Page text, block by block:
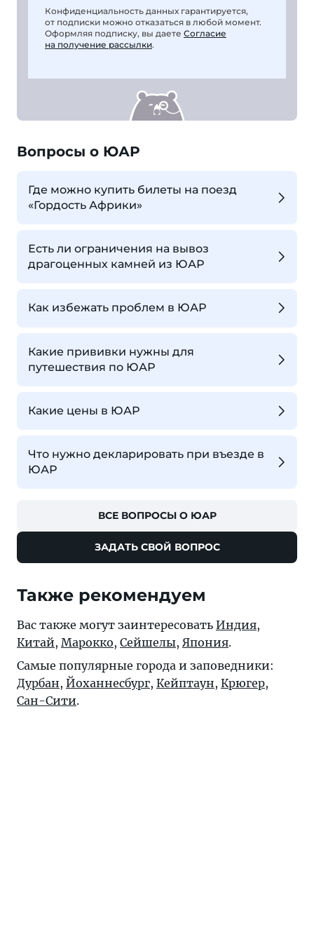
Конфиденциальность данных гарантируется,
от подписки можно отказаться в любой момент.
Оформляя подписку, вы даете Согласие
на получение рассылки.
Вопросы о ЮАР
Где можно купить билеты на поезд
«Гордость Африки»
Есть ли ограничения на вывоз
драгоценных камней из ЮАР
Как избежать проблем в ЮАР
Какие прививки нужны для
путешествия по ЮАР
Какие цены в ЮАР
Что нужно декларировать при въезде в
ЮАР
ВСЕ ВОПРОСЫ О ЮАР
ЗАДАТЬ СВОЙ ВОПРОС
Также рекомендуем
Вас также могут заинтересовать Индия,
Китай, Марокко, Сейшелы, Япония.
Самые популярные города и заповедники:
Дурбан, Йоханнесбург, Кейптаун, Крюгер,
Сан-Сити.